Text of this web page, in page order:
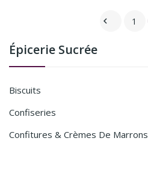
Épicerie Sucrée
Biscuits
Confiseries
Confitures & Crèmes De Marrons
 1